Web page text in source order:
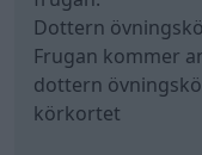
Dottern
Frugan kommer
dottern
körkortet